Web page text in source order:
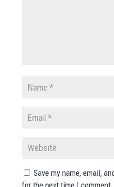
Save my name, email,